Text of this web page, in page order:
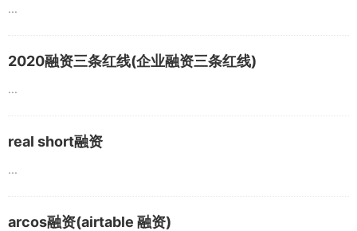
...
2020融资三条红线(企业融资三条红线)
...
real short融资
...
arcos融资(airtable 融资)